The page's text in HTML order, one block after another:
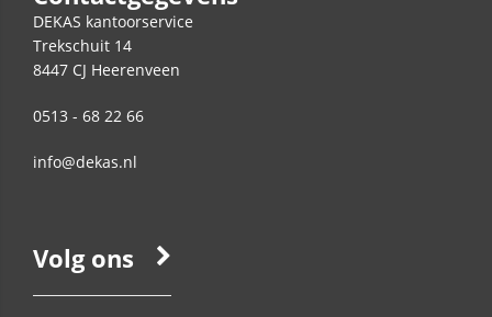
DEKAS kantoorservice
Trekschuit 14
8447 CJ Heerenveen
0513 - 68 22 66
info@dekas.nl
Volg ons